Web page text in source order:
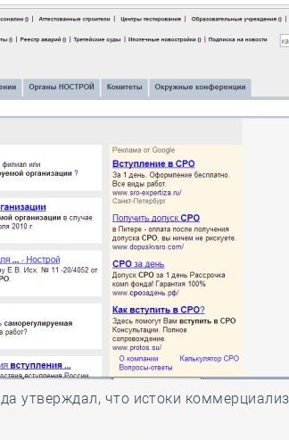
утверждал, что истоки